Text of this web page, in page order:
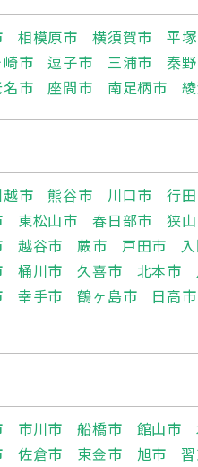
相模原市 横須賀市 平
市 逗子市 三浦市 秦
市 座間市 南足柄市
越市 熊谷市 川口市 行
東松山市 春日部市 狭
越谷市 蕨市 戸田市
桶川市 久喜市 北本市
幸手市 鶴ヶ島市 日高市
市川市 船橋市 館山市
佐倉市 東金市 旭市